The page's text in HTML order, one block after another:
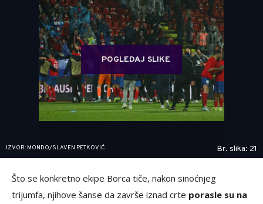
POGLEDAJ SLIKE
IZVOR: MONDO/SLAVEN PETKOVIĆ Br. slika: 21
Što se konkretno ekipe Borca tiče, nakon sinoćnjeg
trijumfa, njihove šanse da završe iznad crte porasle su na